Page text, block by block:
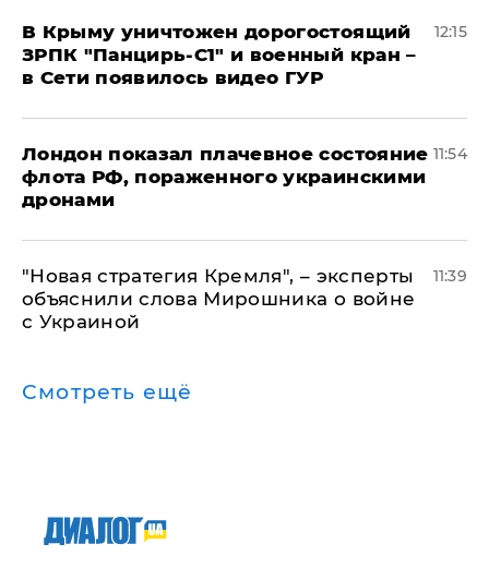
В Крыму уничтожен дорогостоящий
ЗРПК "Панцирь-С1" и военный кран –
в Сети появилось видео ГУР
12:15
Лондон показал плачевное состояние
флота РФ, пораженного украинскими
дронами
11:54
"Новая стратегия Кремля", – эксперты
объяснили слова Мирошника о войне
с Украиной
11:39
Смотреть ещё